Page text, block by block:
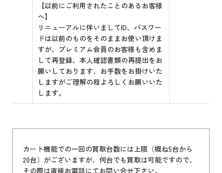
【以前にご利用されたことのあるお客様
へ】
リニューアルに伴いましてID、パスワー
ドは以前のものをそのままお使い頂けま
すが、プレミアム会員のお客様も含めま
して再登録、本人確認書類の再提出をお
願いしております、お手数をお掛けいた
しますがご理解の程よろしくお願いいた
します。
カート機能での一回の買取台数には上限（概ね5台から
20台）がございますが、何台でも買取は可能ですので、
その際は直接お電話にてお問い合せ下さい。